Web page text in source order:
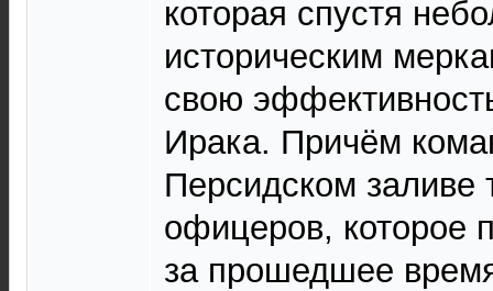
которая спустя
историческим
свою
Ирака. Причём
Персидском заливе
офицеров, которое
за прошедшее